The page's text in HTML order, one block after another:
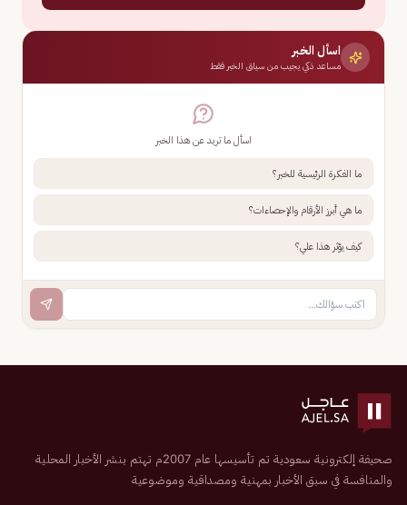
اسأل الخبر
مساعد ذكي يجيب من سياق الخبر فقط
اسأل ما تريد عن هذا الخبر
ما الفكرة الرئيسية للخبر؟
ما هي أبرز الأرقام والإحصاءات؟
كيف يؤثر هذا علي؟
صحيفة إلكترونية سعودية تم تأسيسها عام 2007م تهتم بنشر الأخبار المحلية
والمنافسة في سبق الأخبار بمهنية ومصداقية وموضوعية